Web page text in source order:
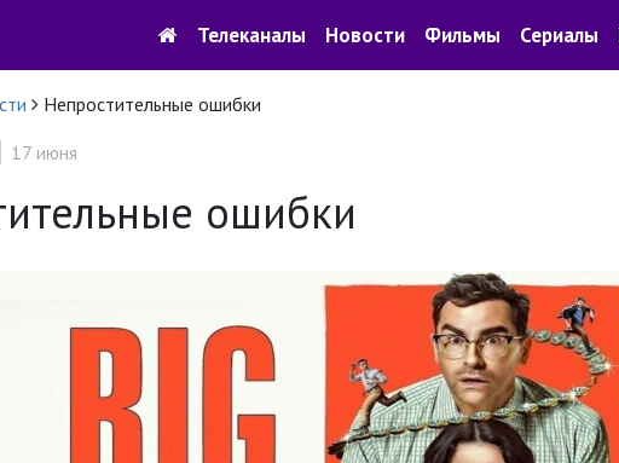
Телеканалы Новости Фильмы Сериалы
Непростительные ошибки
17 июня
ошибки